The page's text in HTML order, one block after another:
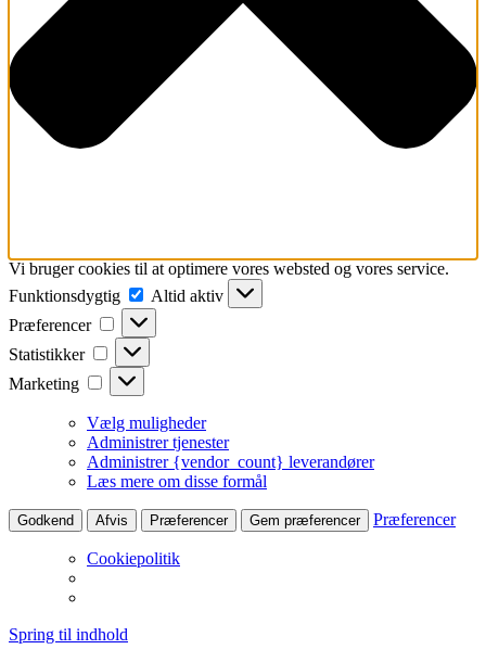
Vi bruger cookies til at optimere vores websted og vores service.
Funktionsdygtig
Funktionsdygtig
Altid aktiv
Præferencer
Præferencer
Statistikker Statistikker
Marketing Marketing
Vælg muligheder
Administrer tjenester
Administrer {vendor_count} leverandører
Læs mere om disse formål
Godkend Afvis Præferencer Gem præferencer Præferencer
Cookiepolitik
Spring til indhold